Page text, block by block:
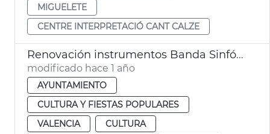
MIGUELETE
CENTRE INTERPRETACIÓ CANT CALZE
Renovación instrumentos Banda Sinfónica Municipal de València
modificado hace 1 año
AYUNTAMIENTO
CULTURA Y FIESTAS POPULARES
VALENCIA
CULTURA